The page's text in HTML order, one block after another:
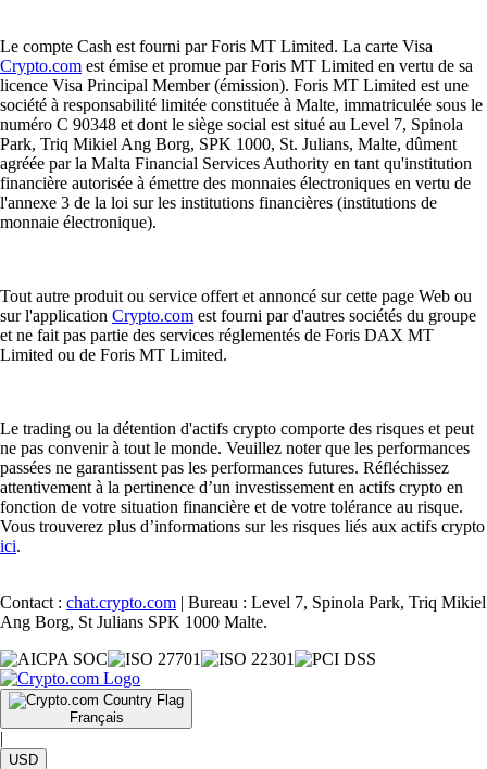
Le compte Cash est fourni par Foris MT Limited. La carte Visa
Crypto.com est émise et promue par Foris MT Limited en vertu de sa
licence Visa Principal Member (émission). Foris MT Limited est une
société à responsabilité limitée constituée à Malte, immatriculée sous le
numéro C 90348 et dont le siège social est situé au Level 7, Spinola
Park, Triq Mikiel Ang Borg, SPK 1000, St. Julians, Malte, dûment
agréée par la Malta Financial Services Authority en tant qu'institution
financière autorisée à émettre des monnaies électroniques en vertu de
l'annexe 3 de la loi sur les institutions financières (institutions de
monnaie électronique).
Tout autre produit ou service offert et annoncé sur cette page Web ou
sur l'application Crypto.com est fourni par d'autres sociétés du groupe
et ne fait pas partie des services réglementés de Foris DAX MT
Limited ou de Foris MT Limited.
Le trading ou la détention d'actifs crypto comporte des risques et peut
ne pas convenir à tout le monde. Veuillez noter que les performances
passées ne garantissent pas les performances futures. Réfléchissez
attentivement à la pertinence d’un investissement en actifs crypto en
fonction de votre situation financière et de votre tolérance au risque.
Vous trouverez plus d’informations sur les risques liés aux actifs crypto
ici.
Contact : chat.crypto.com | Bureau : Level 7, Spinola Park, Triq Mikiel
Ang Borg, St Julians SPK 1000 Malte.
Français
|
USD